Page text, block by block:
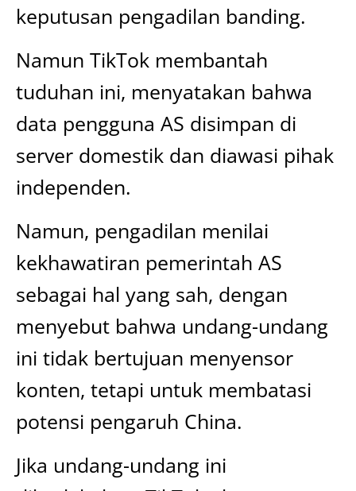
keputusan pengadilan banding.
Namun TikTok membantah
tuduhan ini, menyatakan bahwa
data pengguna AS disimpan di
server domestik dan diawasi pihak
independen.
Namun, pengadilan menilai
kekhawatiran pemerintah AS
sebagai hal yang sah, dengan
menyebut bahwa undang-undang
ini tidak bertujuan menyensor
konten, tetapi untuk membatasi
potensi pengaruh China.
Jika undang-undang ini